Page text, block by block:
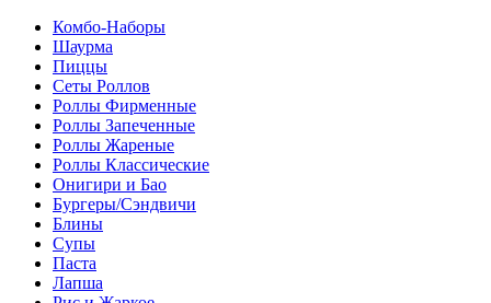
Комбо-Наборы
Шаурма
Пиццы
Сеты Роллов
Роллы Фирменные
Роллы Запеченные
Роллы Жареные
Роллы Классические
Онигири и Бао
Бургеры/Сэндвичи
Блины
Супы
Паста
Лапша